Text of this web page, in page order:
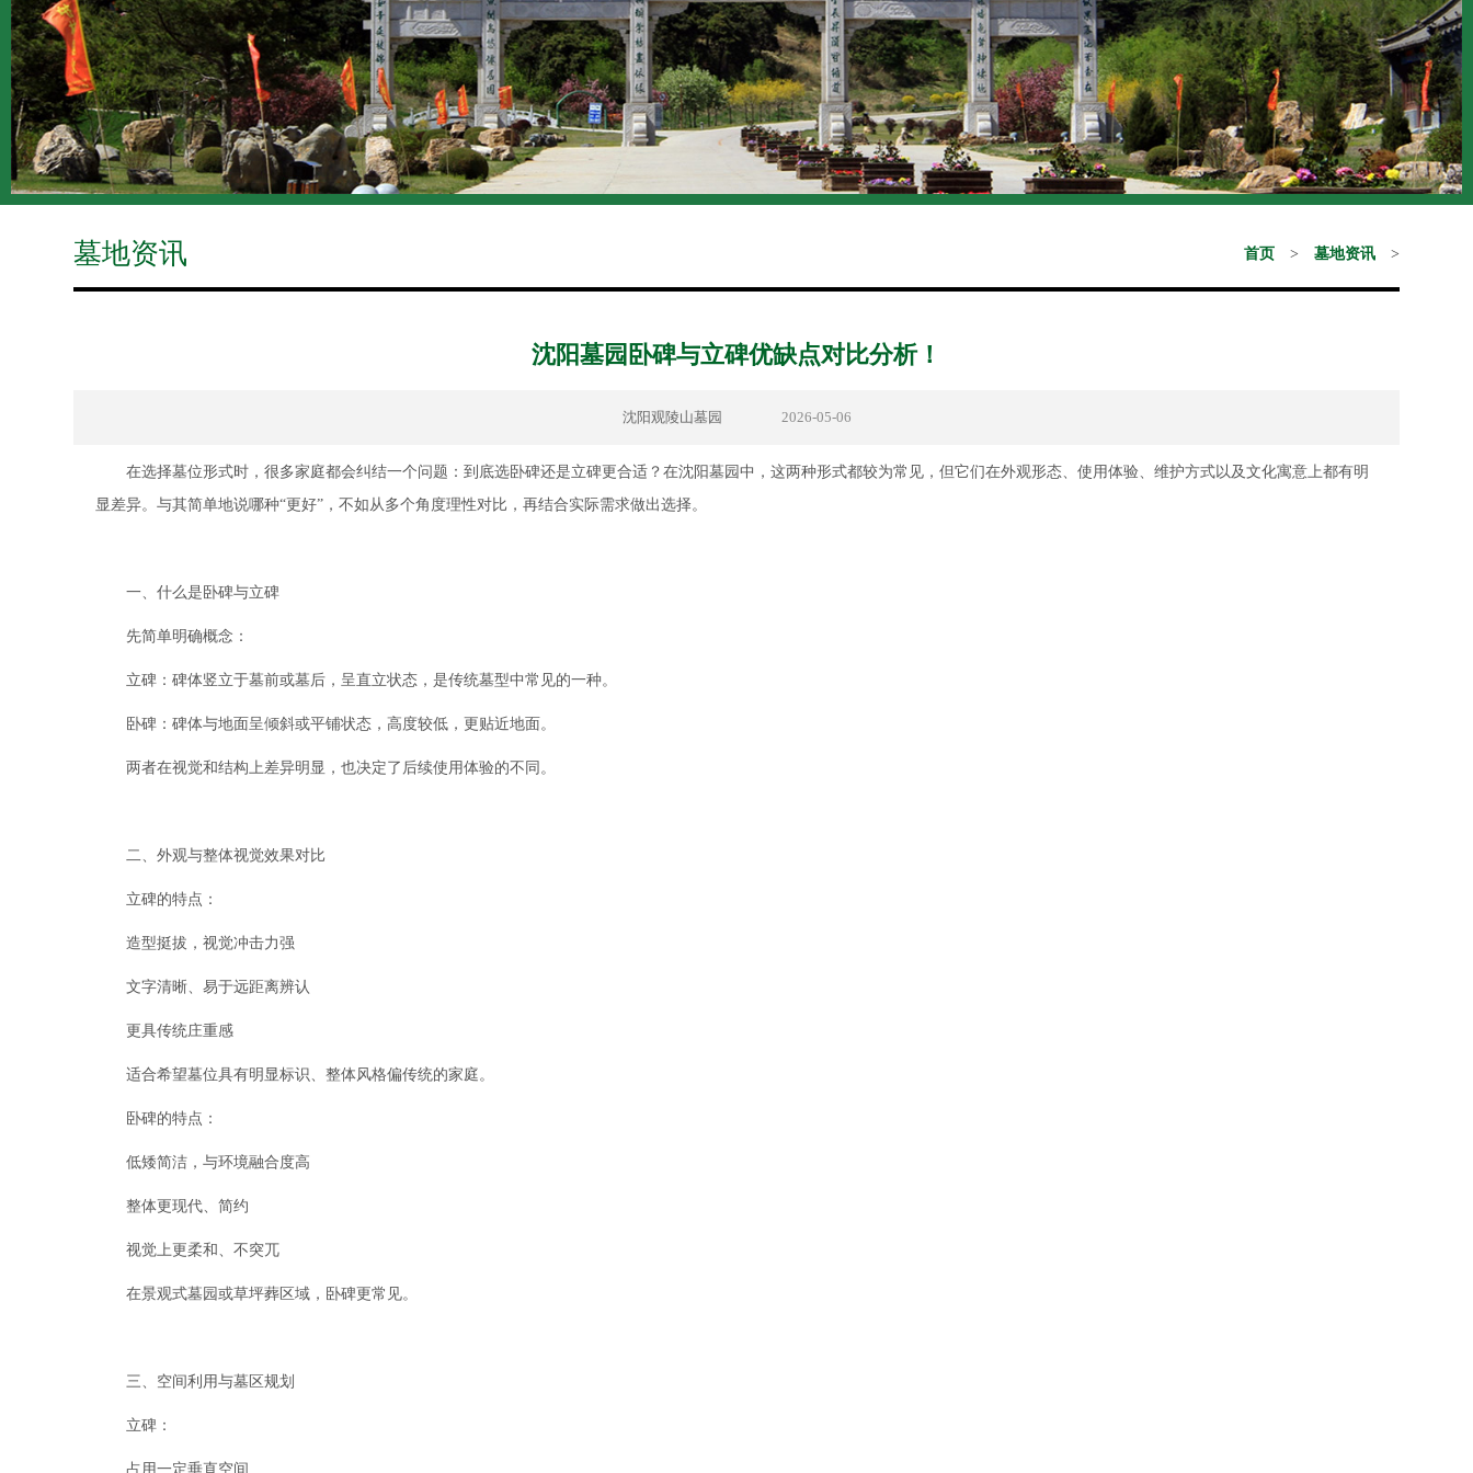
墓地资讯 首页 > 墓地资讯 >
沈阳墓园卧碑与立碑优缺点对比分析！
沈阳观陵山墓园 2026-05-06
在选择墓位形式时，很多家庭都会纠结一个问题：到底选卧碑还是立碑更合适？在沈阳墓园中，这两种形式都较为常见，但它们在外观形态、使用体验、维护方式以及文化寓意上都有明
显差异。与其简单地说哪种“更好”，不如从多个角度理性对比，再结合实际需求做出选择。
一、什么是卧碑与立碑
先简单明确概念：
立碑：碑体竖立于墓前或墓后，呈直立状态，是传统墓型中常见的一种。
卧碑：碑体与地面呈倾斜或平铺状态，高度较低，更贴近地面。
两者在视觉和结构上差异明显，也决定了后续使用体验的不同。
二、外观与整体视觉效果对比
立碑的特点：
造型挺拔，视觉冲击力强
文字清晰、易于远距离辨认
更具传统庄重感
适合希望墓位具有明显标识、整体风格偏传统的家庭。
卧碑的特点：
低矮简洁，与环境融合度高
整体更现代、简约
视觉上更柔和、不突兀
在景观式墓园或草坪葬区域，卧碑更常见。
三、空间利用与墓区规划
立碑：
占用一定垂直空间